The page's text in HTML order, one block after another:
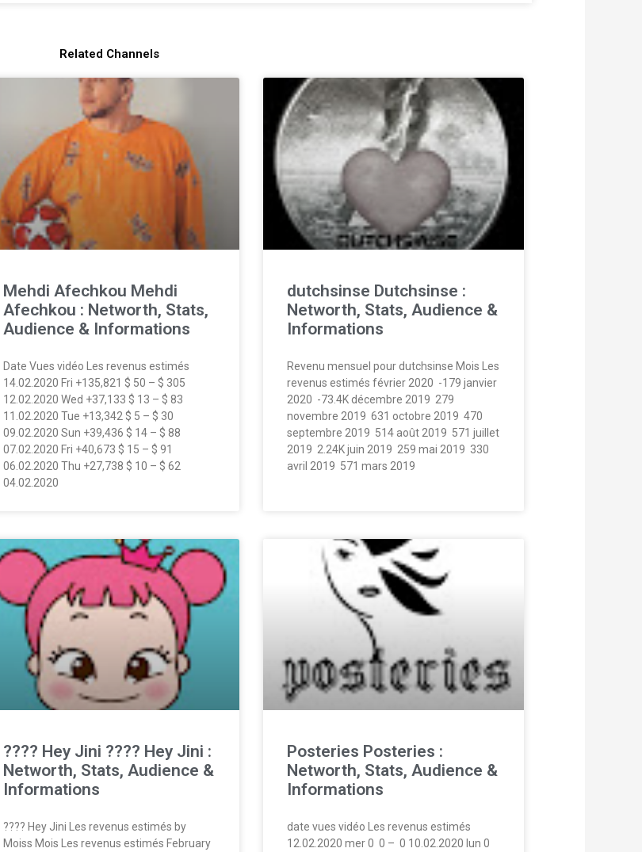
Related Channels
Mehdi Afechkou Mehdi
Afechkou : Networth, Stats,
Audience & Informations
Date Vues vidéo Les revenus estimés
14.02.2020 Fri +135,821 $ 50 – $ 305
12.02.2020 Wed +37,133 $ 13 – $ 83
11.02.2020 Tue +13,342 $ 5 – $ 30
09.02.2020 Sun +39,436 $ 14 – $ 88
07.02.2020 Fri +40,673 $ 15 – $ 91
06.02.2020 Thu +27,738 $ 10 – $ 62
04.02.2020
dutchsinse Dutchsinse :
Networth, Stats, Audience &
Informations
Revenu mensuel pour dutchsinse Mois Les
revenus estimés février 2020  -179 janvier
2020  -73.4K décembre 2019  279
novembre 2019  631 octobre 2019  470
septembre 2019  514 août 2019  571 juillet
2019  2.24K juin 2019  259 mai 2019  330
avril 2019  571 mars 2019 
???? Hey Jini ???? Hey Jini :
Networth, Stats, Audience &
Informations
???? Hey Jini Les revenus estimés by
Moiss Mois Les revenus estimés February
Posteries Posteries :
Networth, Stats, Audience &
Informations
date vues vidéo Les revenus estimés
12.02.2020 mer 0  0 –  0 10.02.2020 lun 0 